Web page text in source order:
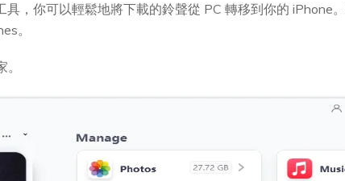
具，你可以輕鬆地將下載的鈴聲從 PC 轉移到你的 iPhone
。